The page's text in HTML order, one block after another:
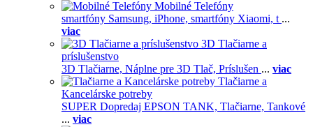
Mobilné Telefóny
smartfóny Samsung, iPhone, smartfóny Xiaomi, t ...
viac
3D Tlačiarne a
príslušenstvo
3D Tlačiarne, Náplne pre 3D Tlač, Príslušen ... viac
Tlačiarne a
Kancelárske potreby
SUPER Dopredaj EPSON TANK, Tlačiarne, Tankové
... viac